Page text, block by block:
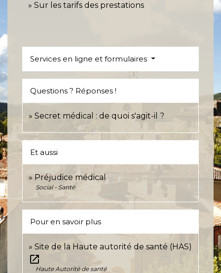
Sur les tarifs des prestations
Services en ligne et formulaires
Questions ? Réponses !
Secret médical : de quoi s'agit-il ?
Et aussi
Préjudice médical
Social - Santé
Pour en savoir plus
Site de la Haute autorité de santé (HAS)
open_in_new
Haute Autorité de santé